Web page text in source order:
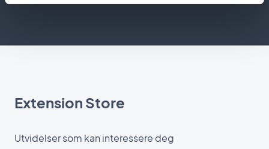
Extension Store
Utvidelser som kan interessere deg